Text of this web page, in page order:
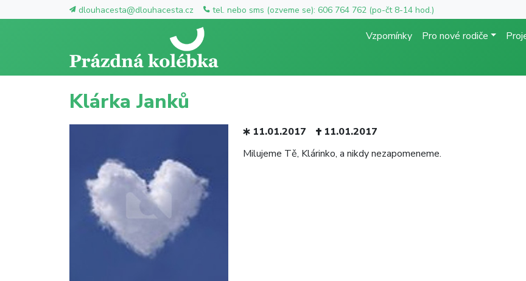
dlouhacesta@dlouhacesta.cz tel. nebo sms (ozveme se): 606 764 762 (po-čt 8-14 hod.)
Vzpomínky Pro nové rodiče
Klárka Janků
11.01.2017
11.01.2017
Milujeme Tě, Klárinko, a nikdy nezapomeneme.